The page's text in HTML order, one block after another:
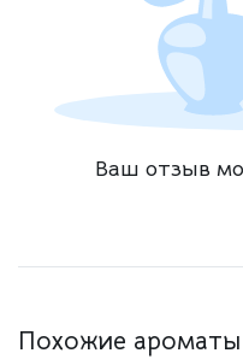
Ваш отзыв
Похожие ароматы